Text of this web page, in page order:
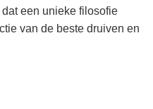
een unieke filosofie
van de beste druiven en